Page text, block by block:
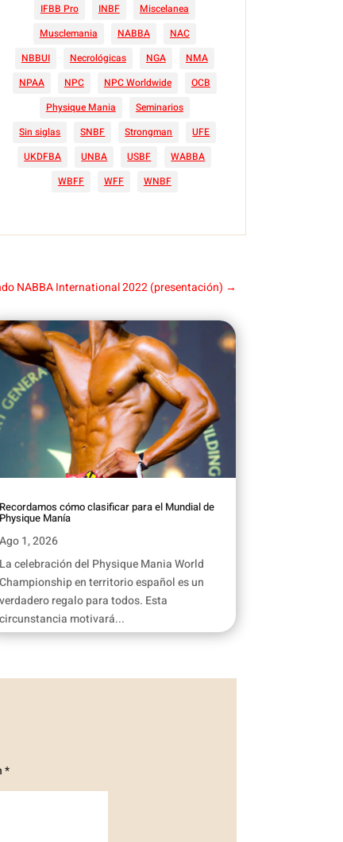
IFBB Pro
INBF
Miscelanea
Musclemania
NABBA
NAC
NBBUI
Necrológicas NGA
NMA
NPAA
NPC NPC Worldwide
OCB
Physique Mania
Seminarios
Sin siglas
SNBF Strongman
UFE
UKDFBA
UNBA USBF
WABBA
WBFF
WFF WNBF
NABBA International 2022 (presentación) →
Recordamos cómo clasificar para el Mundial de
Physique Manía
Ago 1, 2026
La celebración del Physique Mania World
Championship en territorio español es un
verdadero regalo para todos. Esta
circunstancia motivará...
*